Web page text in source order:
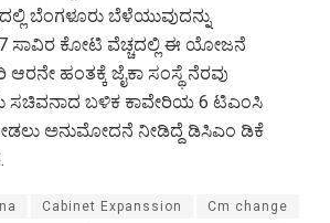
ಬೆಂಗಳೂರು ಬೆಳೆಯುವುದನ್ನು
7 ಸಾವಿರ ಕೋಟಿ ವೆಚ್ಚದಲ್ಲಿ ಈ ಯೋಜನೆ
ಆರನೇ ಹಂತಕ್ಕೆ ಜೈಕಾ ಸಂಸ್ಥೆ ನೆರವು
ಸಚಿವನಾದ ಬಳಿಕ ಕಾವೇರಿಯ 6 ಟಿಎಂಸಿ
ಅನುಮೋದನೆ ನೀಡಿದ್ದೆ ಡಿಸಿಎಂ ಡಿಕೆ
Cabinet Expanssion Cm change